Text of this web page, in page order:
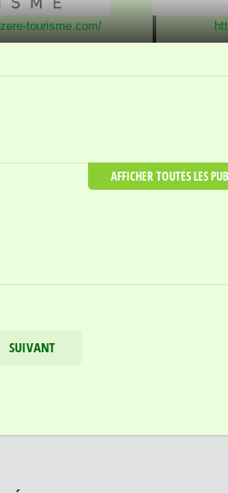
tourisme.com/
AFFICHER TOUTES LES
SUIVANT